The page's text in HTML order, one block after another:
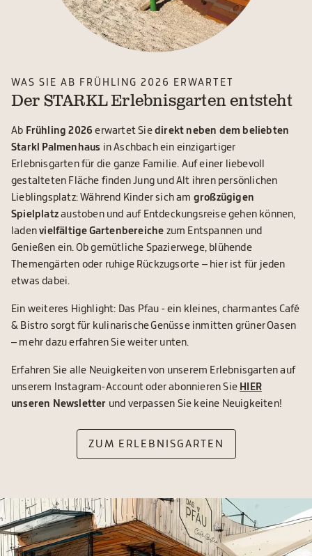
WAS SIE AB FRÜHLING 2026 ERWARTET
Der STARKL Erlebnisgarten entsteht
Ab Frühling 2026 erwartet Siedirekt neben dem beliebten
Starkl Palmenhaus in Aschbach ein einzigartiger
Erlebnisgarten für die ganze Familie. Auf einer liebevoll
gestalteten Fläche finden Jung und Alt ihren persönlichen
Lieblingsplatz: Während Kinder sich am großzügigen
Spielplatzaustoben und auf Entdeckungsreise gehen können,
ladenvielfältige Gartenbereiche zum Entspannen und
Genießen ein. Ob gemütliche Spazierwege, blühende
Themengärten oder ruhige Rückzugsorte – hier ist für jeden
etwas dabei.
Ein weiteres Highlight: Das Pfau - ein kleines, charmantes Café
& Bistro sorgt für kulinarische Genüsse inmitten grüner Oasen
– mehr dazu erfahren Sie weiter unten.
Erfahren Sie alle Neuigkeiten von unserem Erlebnisgarten auf
unserem Instagram-Account oder abonnieren Sie HIER
unseren Newsletter und verpassen Sie keine Neuigkeiten!
ZUM ERLEBNISGARTEN